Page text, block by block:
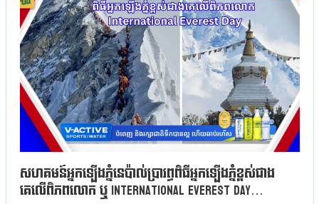
សហគមន៍អ្នក​ឡើងភ្នំ​នេប៉ាល់​ប្រារព្ធ​ពិធីអ្នកឡើងភ្នំខ្ពស់ជាង
គេលើពិភពលោក ឬ International Everest Day…